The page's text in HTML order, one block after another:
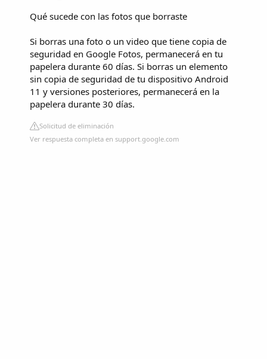
Qué sucede con las fotos que borraste
Si borras una foto o un video que tiene copia de
seguridad en Google Fotos, permanecerá en tu
papelera durante 60 días. Si borras un elemento
sin copia de seguridad de tu dispositivo Android
11 y versiones posteriores, permanecerá en la
papelera durante 30 días.
Solicitud de eliminación
Ver respuesta completa en support.google.com